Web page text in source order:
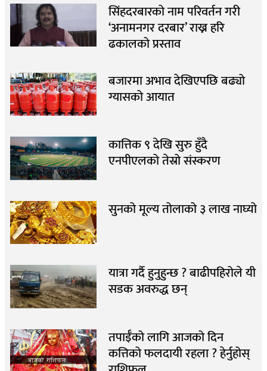
सिंहदरबारको नाम परिवर्तन गरी
‘अनामनगर दरबार’ राख्न हरि
ढकालको प्रस्ताव
बजारमा अभाव देखिएपछि बढ्यो
ग्यासको आयात
कात्तिक ९ देखि सुरु हुँदै
एनपीएलको तेस्रो संस्करण
सुनको मूल्य तोलाको ३ लाख नाघ्यो
यात्रा गर्दै हुनुहुन्छ ? बाढीपहिरोले यी
सडक अवरुद्ध छन्
तपाईँको लागि आजको दिन
कत्तिको फलदायी रहला ? हेर्नुहोस्